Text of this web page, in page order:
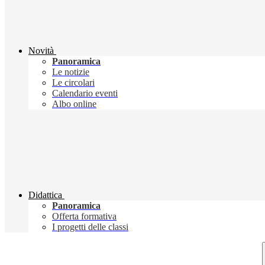
Novità
Panoramica
Le notizie
Le circolari
Calendario eventi
Albo online
Didattica
Panoramica
Offerta formativa
I progetti delle classi